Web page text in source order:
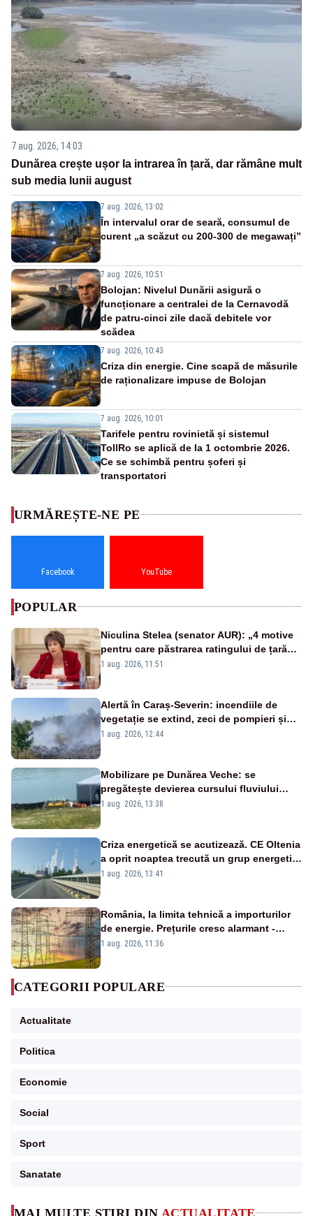
7 aug. 2026, 14:03
Dunărea crește ușor la intrarea în țară, dar rămâne mult
sub media lunii august
7 aug. 2026, 13:02
În intervalul orar de seară, consumul de
curent „a scăzut cu 200-300 de megawați”
7 aug. 2026, 10:51
Bolojan: Nivelul Dunării asigură o
funcționare a centralei de la Cernavodă
de patru-cinci zile dacă debitele vor
scădea
7 aug. 2026, 10:43
Criza din energie. Cine scapă de măsurile
de raționalizare impuse de Bolojan
7 aug. 2026, 10:01
Tarifele pentru rovinietă și sistemul
TollRo se aplică de la 1 octombrie 2026.
Ce se schimbă pentru șoferi și
transportatori
MAI MULTE ȘTIRI DIN ACTUALITATE
URMĂREȘTE-NE PE
Facebook YouTube
POPULAR
Niculina Stelea (senator AUR): „4 motive
pentru care păstrarea ratingului de țară
nu este o reușită pentru Guvernul
1 aug. 2026, 11:51
Alertă în Caraș-Severin: incendiile de
vegetație se extind, zeci de pompieri și
silvicultori se luptă cu flăcările - VIDEO
1 aug. 2026, 12:44
Mobilizare pe Dunărea Veche: se
pregătește devierea cursului fluviului
către Cernavodă – VIDEO
1 aug. 2026, 13:38
Criza energetică se acutizează. CE Oltenia
a oprit noaptea trecută un grup energetic
de la Rovinari
1 aug. 2026, 13:41
România, la limita tehnică a importurilor
de energie. Prețurile cresc alarmant -
Analiză Realitatea Plus
1 aug. 2026, 11:36
CATEGORII POPULARE
Actualitate
Politica
Economie
Social
Sport
Sanatate